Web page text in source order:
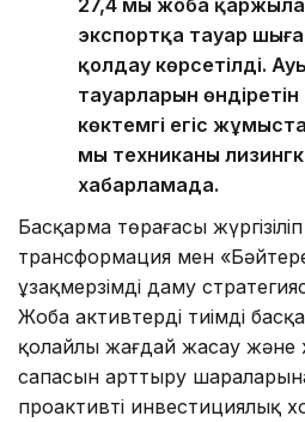
экспортқа тауар
қолдау көрсетілді.
тауарларын
көктемгі егіс
мың техниканы
хабарламада.
Басқарма төрағасы
трансформация мен
ұзақмерзімді даму
Жоба активтерді тиімді
қолайлы жағдай жасау және
сапасын арттыру
проактивті инвестициялық